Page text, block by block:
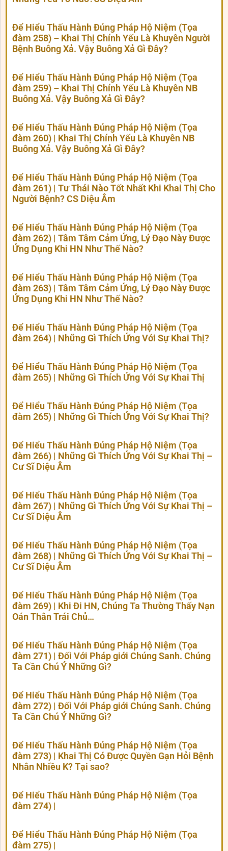
Để Hiểu Thấu Hành Đúng Pháp Hộ Niệm (Tọa
đàm 258) – Khai Thị Chính Yếu Là Khuyên Người
Bệnh Buông Xả. Vậy Buông Xả Gì Đây?
Để Hiểu Thấu Hành Đúng Pháp Hộ Niệm (Tọa
đàm 259) – Khai Thị Chính Yếu Là Khuyên NB
Buông Xả. Vậy Buông Xả Gì Đây?
Để Hiểu Thấu Hành Đúng Pháp Hộ Niệm (Tọa
đàm 260) | Khai Thị Chính Yếu Là Khuyên NB
Buông Xả. Vậy Buông Xả Gì Đây?
Để Hiểu Thấu Hành Đúng Pháp Hộ Niệm (Tọa
đàm 261) | Tư Thái Nào Tốt Nhất Khi Khai Thị Cho
Người Bệnh? CS Diệu Âm
Để Hiểu Thấu Hành Đúng Pháp Hộ Niệm (Tọa
đàm 262) | Tâm Tâm Cảm Ứng, Lý Đạo Này Được
Ứng Dụng Khi HN Như Thế Nào?
Để Hiểu Thấu Hành Đúng Pháp Hộ Niệm (Tọa
đàm 263) | Tâm Tâm Cảm Ứng, Lý Đạo Này Được
Ứng Dụng Khi HN Như Thế Nào?
Để Hiểu Thấu Hành Đúng Pháp Hộ Niệm (Tọa
đàm 264) | Những Gì Thích Ứng Với Sự Khai Thị?
Để Hiểu Thấu Hành Đúng Pháp Hộ Niệm (Tọa
đàm 265) | Những Gì Thích Ứng Với Sự Khai Thị
Để Hiểu Thấu Hành Đúng Pháp Hộ Niệm (Tọa
đàm 265) | Những Gì Thích Ứng Với Sự Khai Thị?
Để Hiểu Thấu Hành Đúng Pháp Hộ Niệm (Tọa
đàm 266) | Những Gì Thích Ứng Với Sự Khai Thị –
Cư Sĩ Diệu Âm
Để Hiểu Thấu Hành Đúng Pháp Hộ Niệm (Tọa
đàm 267) | Những Gì Thích Ứng Với Sự Khai Thị –
Cư Sĩ Diệu Âm
Để Hiểu Thấu Hành Đúng Pháp Hộ Niệm (Tọa
đàm 268) | Những Gì Thích Ứng Với Sự Khai Thị –
Cư Sĩ Diệu Âm
Để Hiểu Thấu Hành Đúng Pháp Hộ Niệm (Tọa
đàm 269) | Khi Đi HN, Chúng Ta Thường Thấy Nạn
Oán Thân Trái Chủ…
Để Hiểu Thấu Hành Đúng Pháp Hộ Niệm (Tọa
đàm 271) | Đối Với Pháp giới Chúng Sanh. Chúng
Ta Cần Chú Ý Những Gì?
Để Hiểu Thấu Hành Đúng Pháp Hộ Niệm (Tọa
đàm 272) | Đối Với Pháp giới Chúng Sanh. Chúng
Ta Cần Chú Ý Những Gì?
Để Hiểu Thấu Hành Đúng Pháp Hộ Niệm (Tọa
đàm 273) | Khai Thị Có Được Quyền Gạn Hỏi Bệnh
Nhân Nhiều K? Tại sao?
Để Hiểu Thấu Hành Đúng Pháp Hộ Niệm (Tọa
đàm 274) |
Để Hiểu Thấu Hành Đúng Pháp Hộ Niệm (Tọa
đàm 275) |